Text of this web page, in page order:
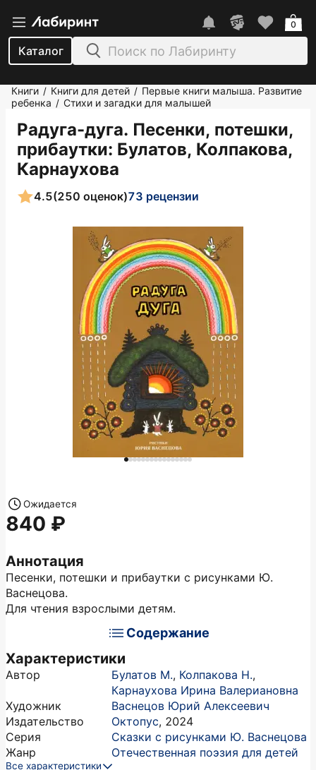
Каталог
0
Книги / Книги для детей / Первые книги малыша. Развитие
ребенка / Стихи и загадки для малышей
Радуга-дуга. Песенки, потешки,
прибаутки: Булатов, Колпакова,
Карнаухова
4.5(250 оценок)73 рецензии
Аннотация
Песенки, потешки и прибаутки с рисунками Ю.
Васнецова.
Для чтения взрослыми детям.
Содержание
Характеристики
Автор Булатов М., Колпакова Н.,
Карнаухова Ирина Валериановна
Художник
Васнецов Юрий Алексеевич
Издательство
Октопус, 2024
Серия
Сказки с рисунками Ю. Васнецова
Жанр
Отечественная поэзия для детей
Все характеристики
Ожидается
840